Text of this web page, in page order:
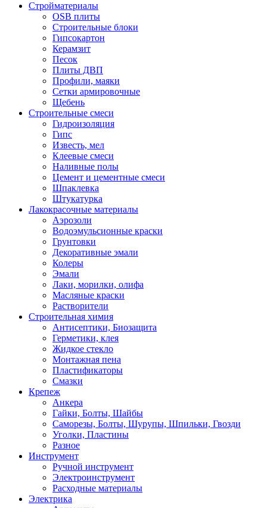
Стройматериалы
OSB плиты
Строительные блоки
Гипсокартон
Керамзит
Песок
Плиты ДВП
Профили, маяки
Сетки армировочные
Щебень
Строительные смеси
Гидроизоляция
Гипс
Известь, мел
Клеевые смеси
Наливные полы
Цемент и цементные смеси
Шпаклевка
Штукатурка
Лакокрасочные материалы
Аэрозоли
Водоэмульсионные краски
Грунтовки
Декоративные эмали
Колеры
Эмали
Лаки, морилки, олифа
Масляные краски
Растворители
Строительная химия
Антисептики, Биозащита
Герметики, клея
Жидкое стекло
Монтажная пена
Пластификаторы
Смазки
Крепеж
Анкера
Гайки, Болты, Шайбы
Саморезы, Болты, Шурупы, Шпильки, Гвозди
Уголки, Пластины
Разное
Инструмент
Ручной инструмент
Электроинструмент
Расходные материалы
Электрика